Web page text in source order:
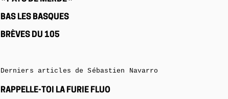
BAS LES BASQUES
BRÈVES DU 105
Derniers articles de Sébastien Navarro
RAPPELLE-TOI LA FURIE FLUO